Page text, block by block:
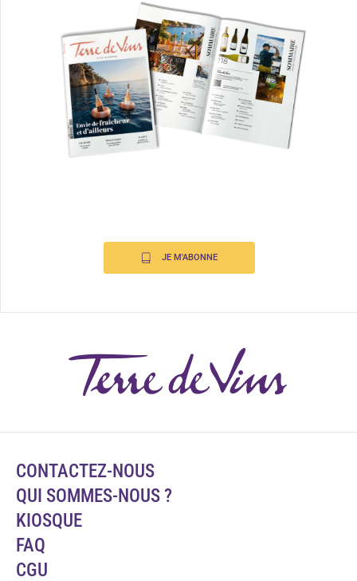
JE M'ABONNE
CONTACTEZ-NOUS
QUI SOMMES-NOUS ?
KIOSQUE
FAQ
CGU